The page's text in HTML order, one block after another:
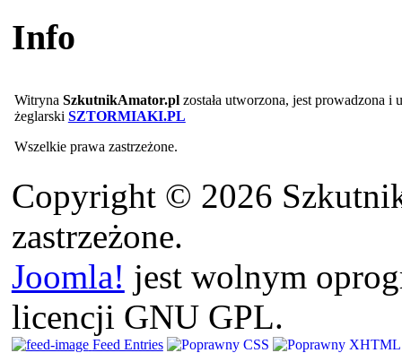
Info
Witryna SzkutnikAmator.plzostała utworzona, jest prowadzona i
żeglarski SZTORMIAKI.PL
Wszelkie prawa zastrzeżone.
Copyright © 2026
zastrzeżone.
Joomla! jest wolnym
licencji GNU GPL.
Feed Entries